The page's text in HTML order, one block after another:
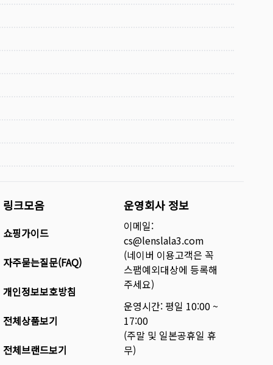
링크모음
쇼핑가이드
자주묻는질문(FAQ)
개인정보보호방침
전체상품보기
전체브랜드보기
운영회사 정보
이메일:
cs@lenslala3.com
(네이버 이용고객은 꼭
스팸예외대상에 등록해
주세요)
운영시간: 평일 10:00 ~
17:00
(주말 및 일본공휴일 휴
무)